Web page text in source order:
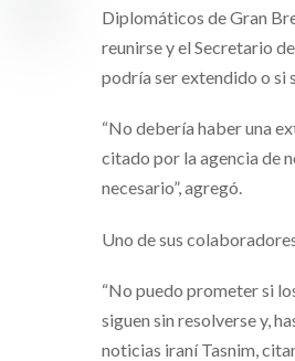
Diplomáticos de Gran
reunirse y el Secretario
podría ser extendido o si
“No debería haber una
citado por la agencia de
necesario”, agregó.
Uno de sus
“No puedo prometer si
siguen sin resolverse y,
noticias iraní Tasnim,